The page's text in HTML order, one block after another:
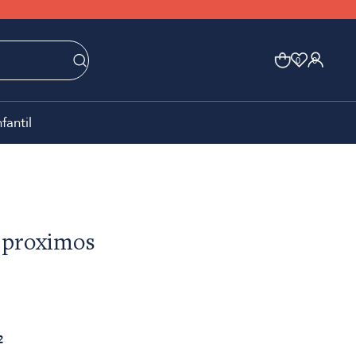
0 0